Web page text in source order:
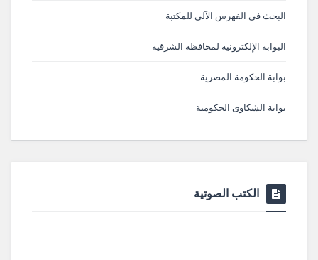
البحث فى الفهرس الآلى للمكتبة
البوابة الإلكترونية لمحافظة الشرقية
بوابة الحكومة المصرية
بوابة الشكاوى الحكومية
الكتب الصوتية